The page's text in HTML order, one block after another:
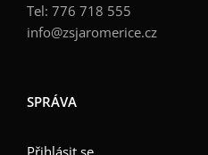
Tel: 776 718 555
info@zsjaromerice.cz
SPRÁVA